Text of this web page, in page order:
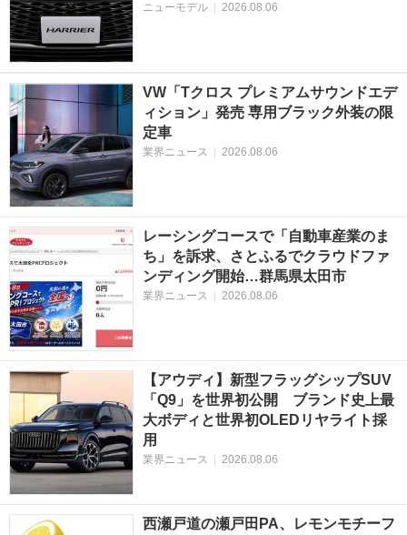
ニューモデル 2026.08.06
VW「Tクロス プレミアムサウンドエデ
ィション」発売 専用ブラック外装の限
定車
業界ニュース 2026.08.06
レーシングコースで「自動車産業のま
ち」を訴求、さとふるでクラウドファ
ンディング開始…群馬県太田市
業界ニュース 2026.08.06
【アウディ】新型フラッグシップSUV
「Q9」を世界初公開 ブランド史上最
大ボディと世界初OLEDリヤライト採
用
業界ニュース 2026.08.06
西瀬戸道の瀬戸田PA、レモンモチーフ